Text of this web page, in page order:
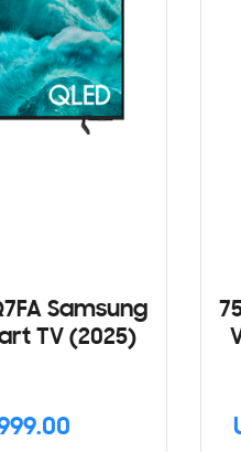
Samsung
TV (2025)